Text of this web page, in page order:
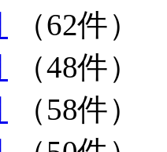
（62件）
（48件）
（58件）